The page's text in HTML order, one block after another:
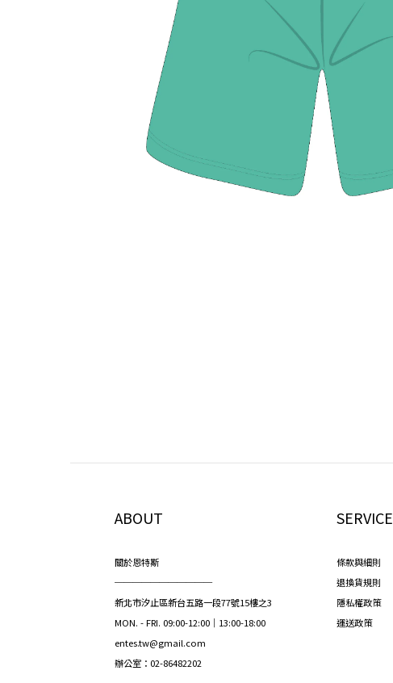
ABOUT
關於恩特斯
───────────
新北市汐止區新台五路一段77號15樓之3
MON. - FRI. 09:00-12:00｜13:00-18:00
entes.tw@gmail.com
辦公室：02-86482202
SERVICE
條款與細則
退換貨規則
隱私權政策
運送政策